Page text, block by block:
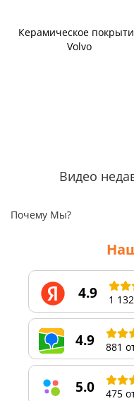
Керамическое
Volvo
Видео
Почему Мы?
4.9 1
4.9 881
5.0 475